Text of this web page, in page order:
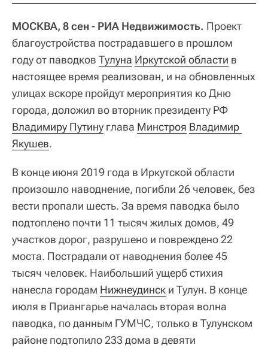
МОСКВА, 8 сен - РИА Недвижимость. Проект
благоустройства пострадавшего в прошлом
году от паводков Тулуна Иркутской области в
настоящее время реализован, и на обновленных
улицах вскоре пройдут мероприятия ко Дню
города, доложил во вторник президенту РФ
Владимиру Путину глава Минстроя Владимир
Якушев.
В конце июня 2019 года в Иркутской области
произошло наводнение, погибли 26 человек, без
вести пропали шесть. За время паводка было
подтоплено почти 11 тысяч жилых домов, 49
участков дорог, разрушено и повреждено 22
моста. Пострадали от наводнения более 45
тысяч человек. Наибольший ущерб стихия
нанесла городам Нижнеудинск и Тулун. В конце
июля в Приангарье началась вторая волна
паводка, по данным ГУМЧС, только в Тулунском
районе подтопило 233 дома в девяти